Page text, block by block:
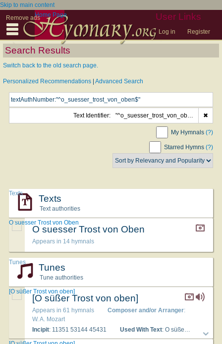
Skip to main content
Remove ads
User Links
Log in Register
Home Page
Search Results
Switch back to the old search page.
Personalized Recommendations Advanced Search
Text Identifier: "^o_suesser_trost_von_oben$" ✖
My Hymnals (?)
Starred Hymns (?)
Texts
Text authorities
Texts
O suesser Trost von Oben
Appears in 14 hymnals
O suesser Trost von Oben
Tunes
Tune authorities
Tunes
[O süßer Trost von oben]
Appears in 61 hymnals Composer and/or Arranger:
W. A. Mozart
Incipit: 11351 53144 45431 Used With Text: O süßer Trost von oben
[O süßer Trost von oben]